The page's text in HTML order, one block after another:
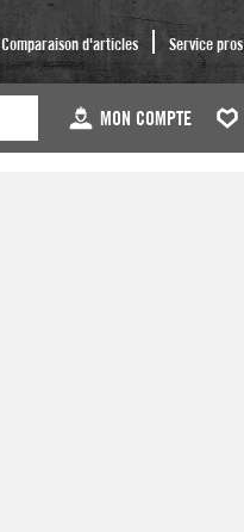
Comparaison d'articles Service pros
MON COMPTE